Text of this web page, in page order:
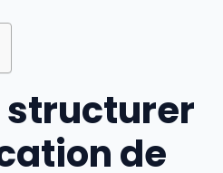
structurer
de